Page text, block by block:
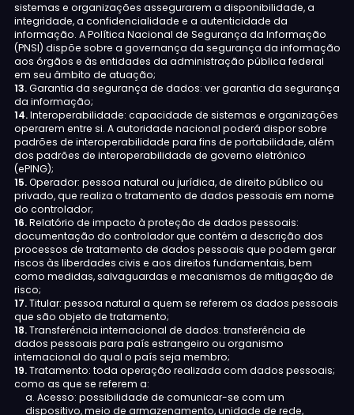
sistemas e organizações assegurarem a disponibilidade, a
integridade, a confidencialidade e a autenticidade da
informação. A Política Nacional de Segurança da Informação
(PNSI) dispõe sobre a governança da segurança da informação
aos órgãos e às entidades da administração pública federal
em seu âmbito de atuação;
13.Garantia da segurança de dados: ver garantia da segurança
da informação;
14.Interoperabilidade: capacidade de sistemas e organizações
operarem entre si. A autoridade nacional poderá dispor sobre
padrões de interoperabilidade para fins de portabilidade, além
dos padrões de interoperabilidade de governo eletrônico
(ePING);
15.Operador: pessoa natural ou jurídica, de direito público ou
privado, que realiza o tratamento de dados pessoais em nome
do controlador;
16.Relatório de impacto à proteção de dados pessoais:
documentação do controlador que contém a descrição dos
processos de tratamento de dados pessoais que podem gerar
riscos às liberdades civis e aos direitos fundamentais, bem
como medidas, salvaguardas e mecanismos de mitigação de
risco;
17.Titular: pessoa natural a quem se referem os dados pessoais
que são objeto de tratamento;
18.Transferência internacional de dados: transferência de
dados pessoais para país estrangeiro ou organismo
internacional do qual o país seja membro;
19.Tratamento: toda operação realizada com dados pessoais;
como as que se referem a:
a. Acesso: possibilidade de comunicar-se com um
dispositivo, meio de armazenamento, unidade de rede,